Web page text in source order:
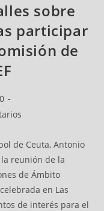
sobre
participar
de
de Ceuta, Antonio
reunión de la
de Ámbito
en Las
de interés para el